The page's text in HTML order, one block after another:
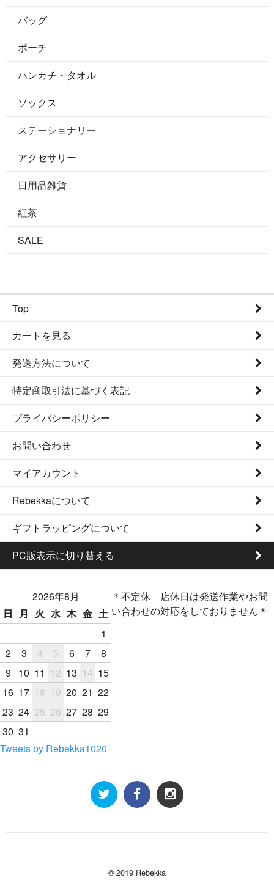
バッグ
ポーチ
ハンカチ・タオル
ソックス
ステーショナリー
アクセサリー
日用品雑貨
紅茶
SALE
Top
カートを見る
発送方法について
特定商取引法に基づく表記
プライバシーポリシー
お問い合わせ
マイアカウント
Rebekkaについて
ギフトラッピングについて
PC版表示に切り替える
2026年8月
日
月 火 水 木 金 土
1
2
3 4 5 6 7
8
9
10 11 12 13 14 15
16 17 18 19 20 21 22
23 24 25 26 27 28 29
30 31
＊不定休 店休日は発送作業やお問
い合わせの対応をしておりません＊
Tweets by Rebekka1020
© 2019 Rebekka